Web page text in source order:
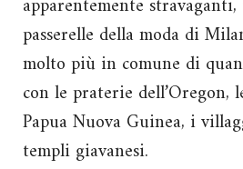
apparentemente
passerelle della moda di
molto più in comune di
con le praterie
Papua Nuova Guinea, i
templi giavanesi.